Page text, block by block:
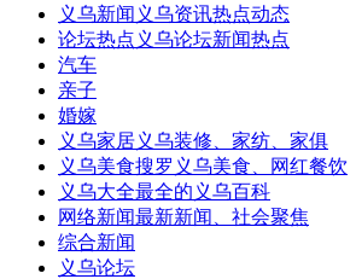
义乌新闻 义乌资讯热点动态
论坛热点 义乌论坛新闻热点
汽车
亲子
婚嫁
义乌家居义乌装修、家纺、家俱
义乌美食搜罗义乌美食、网红餐饮
义乌大全最全的义乌百科
网络新闻最新新闻、社会聚焦
综合新闻
义乌论坛